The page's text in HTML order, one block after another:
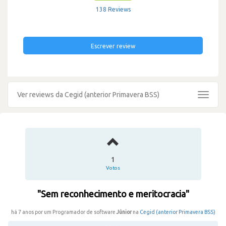
138 Reviews
Escrever review
Ver reviews da Cegid (anterior Primavera BSS)
Toggle
1
Votos
"Sem reconhecimento e meritocracia"
há 7 anos por um Programador de software Júniorna Cegid (anterior Primavera BSS)